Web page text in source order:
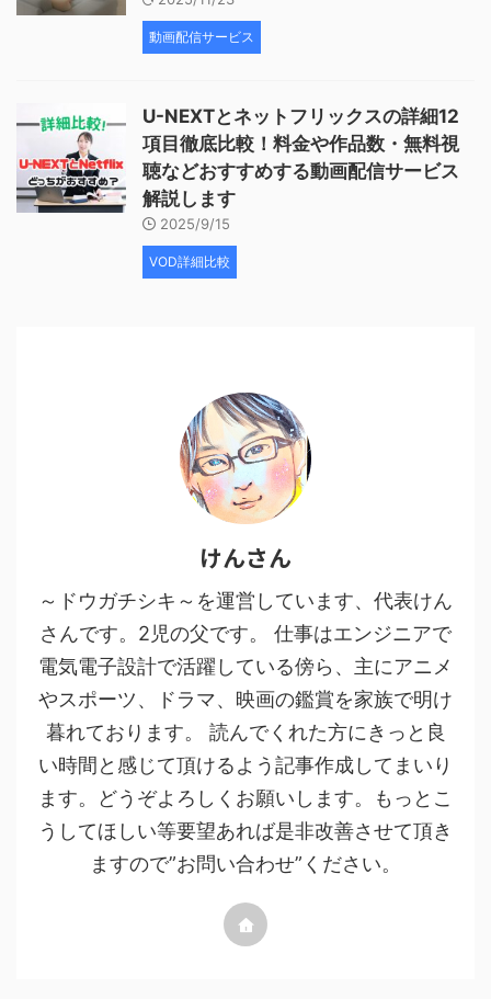
動画配信サービス
U-NEXTとネットフリックスの詳細12
項目徹底比較！料金や作品数・無料視
聴などおすすめする動画配信サービス
解説します
2025/9/15
VOD詳細比較
けんさん
～ドウガチシキ～を運営しています、代表けん
さんです。2児の父です。 仕事はエンジニアで
電気電子設計で活躍している傍ら、主にアニメ
やスポーツ、ドラマ、映画の鑑賞を家族で明け
暮れております。 読んでくれた方にきっと良
い時間と感じて頂けるよう記事作成してまいり
ます。どうぞよろしくお願いします。もっとこ
うしてほしい等要望あれば是非改善させて頂き
ますので”お問い合わせ”ください。